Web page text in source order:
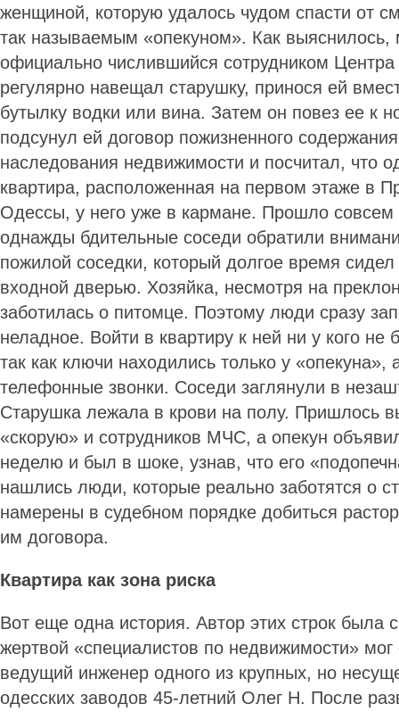
женщиной, которую удалось чудом спасти от
так называемым «опекуном». Как выяснилось,
официально числившийся сотрудником
регулярно навещал старушку, принося ей
бутылку водки или вина. Затем он повез ее к
подсунул ей договор пожизненного
наследования недвижимости и посчитал, что
квартира, расположенная на первом этаже в
Одессы, у него уже в кармане. Прошло совсем
однажды бдительные соседи обратили
пожилой соседки, который долгое время
входной дверью. Хозяйка, несмотря на
заботилась о питомце. Поэтому люди сразу
неладное. Войти в квартиру к ней ни у кого не
так как ключи находились только у «опекуна»,
телефонные звонки. Соседи заглянули в
Старушка лежала в крови на полу. Пришлось
«скорую» и сотрудников МЧС, а опекун
неделю и был в шоке, узнав, что его
нашлись люди, которые реально заботятся о
намерены в судебном порядке добиться
им договора.
Квартира как зона риска
Вот еще одна история. Автор этих строк была
жертвой «специалистов по недвижимости»
ведущий инженер одного из крупных, но
одесских заводов 45-летний Олег Н. После